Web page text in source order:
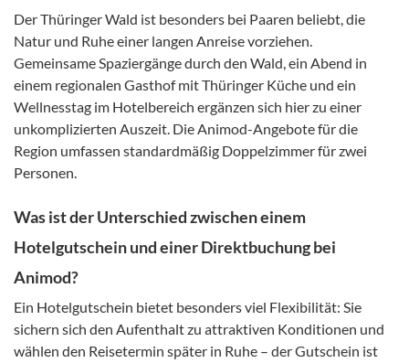
Der Thüringer Wald ist besonders bei Paaren beliebt, die
Natur und Ruhe einer langen Anreise vorziehen.
Gemeinsame Spaziergänge durch den Wald, ein Abend in
einem regionalen Gasthof mit Thüringer Küche und ein
Wellnesstag im Hotelbereich ergänzen sich hier zu einer
unkomplizierten Auszeit. Die Animod-Angebote für die
Region umfassen standardmäßig Doppelzimmer für zwei
Personen.
Was ist der Unterschied zwischen einem
Hotelgutschein und einer Direktbuchung bei
Animod?
Ein Hotelgutschein bietet besonders viel Flexibilität: Sie
sichern sich den Aufenthalt zu attraktiven Konditionen und
wählen den Reisetermin später in Ruhe – der Gutschein ist